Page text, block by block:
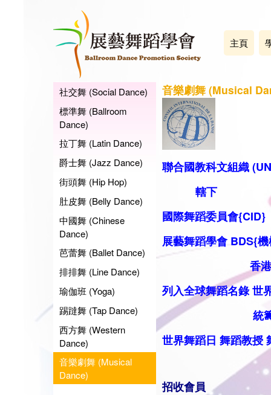
主頁
社交舞 (Social Dance)
標準舞 (Ballroom
Dance)
拉丁舞 (Latin Dance)
爵士舞 (Jazz Dance)
街頭舞 (Hip Hop)
肚皮舞 (Belly Dance)
中國舞 (Chinese
Dance)
芭蕾舞 (Ballet Dance)
排排舞 (Line Dance)
瑜伽班 (Yoga)
踢躂舞 (Tap Dance)
西方舞 (Western
Dance)
音樂劇舞 (Musical
Dance)
音樂劇舞 (Musical
聯合國教科文組織
轄下
國際舞蹈委員會{CID}
展藝舞蹈學會 BDS{機
香港代
列入全球舞蹈名錄世
統籌業餘
世界舞蹈日 舞蹈教授
招收會員